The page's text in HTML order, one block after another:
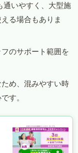
通いやすく、大型施
る場合もありま
のサポート範囲を
め、混みやすい時
す。